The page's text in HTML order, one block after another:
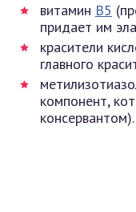
витамин В5
придает им
красители
главного
компонент,
консервантом).